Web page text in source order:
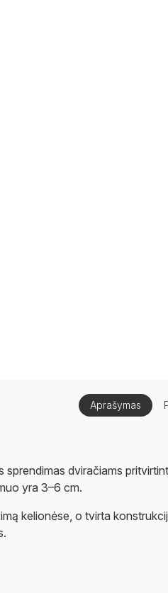
Aprašymas
dviračiams
yra 3–6 cm.
kelionėse, o tvirta